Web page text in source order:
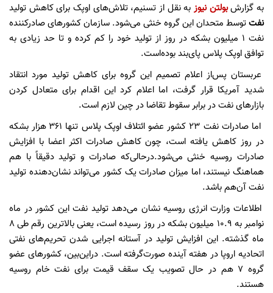
به گزارشبولتن نیوز به نقل از تسنیم، تلاش‌های اوپک برای کاهش تولید
نفتتوسط متحدان این گروه خنثی می‌شود. سازمان کشورهای صادرکننده
نفت 1 میلیون بشکه در روز از تولید خود را کم کرده و تا حد زیادی به
توافق اوپک پلاس پای‌بند بوده‌است.
عربستان پس‌از اعلام تصمیم این گروه برای کاهش تولید مورد انتقاد
شدید آمریکا قرار گرفت، اما اعلام کرد این اقدام برای متعادل کردن
بازارهای نفت در برابر سقوط تقاضا در چین لازم است.
اما صادرات نفت 23 کشور عضو ائتلاف اوپک پلاس تنها 361 هزار بشکه
در روز کاهش یافته است، چون کاهش صادرات اکثر اعضا با افزایش
صادرات روسیه خنثی می‌شود.درحالی‌که صادرات و تولید دقیقاً با هم
هماهنگ نیستند، اما میزان صادرات یک کشور می‌تواند نشان‌دهنده تولید
نفت آن‌هم باشد.
اطلاعات وزارت انرژی روسیه نشان می‌دهد تولید نفت این کشور در ماه
نوامبر به 10.9 میلیون بشکه در روز رسیده است، یعنی بالاترین رقم طی 8
ماه گذشته. این افزایش تولید در آستانه اجرایی شدن تحریم‌های نفتی
اتحادیه اروپا در هفته آینده صورت‌گرفته است. دراین‌بین، کشورهای عضو
گروه 7 هم در حال تصویب یک سقف قیمت برای نفت خام روسیه
هستند.